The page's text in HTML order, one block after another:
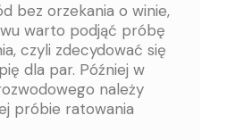
bez orzekania o winie,
warto podjąć próbę
czyli zdecydować się
dla par. Później w
należy
próbie ratowania